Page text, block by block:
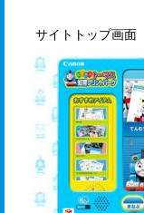
サイトトップ画面